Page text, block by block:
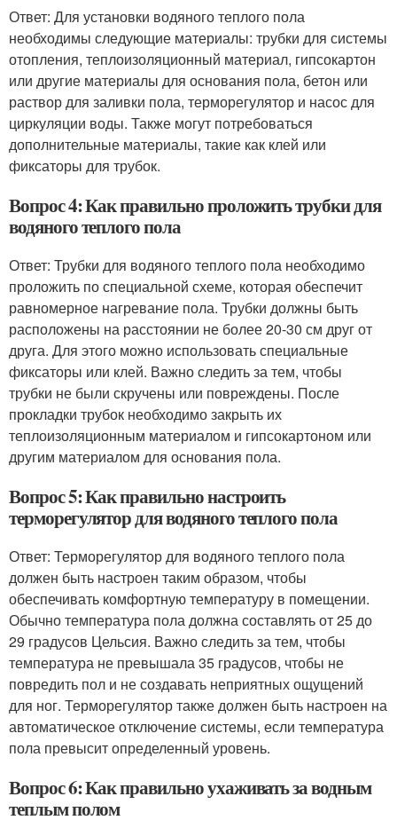
Ответ: Для установки водяного теплого пола
необходимы следующие материалы: трубки для системы
отопления, теплоизоляционный материал, гипсокартон
или другие материалы для основания пола, бетон или
раствор для заливки пола, терморегулятор и насос для
циркуляции воды. Также могут потребоваться
дополнительные материалы, такие как клей или
фиксаторы для трубок.
Вопрос 4: Как правильно проложить трубки для
водяного теплого пола
Ответ: Трубки для водяного теплого пола необходимо
проложить по специальной схеме, которая обеспечит
равномерное нагревание пола. Трубки должны быть
расположены на расстоянии не более 20-30 см друг от
друга. Для этого можно использовать специальные
фиксаторы или клей. Важно следить за тем, чтобы
трубки не были скручены или повреждены. После
прокладки трубок необходимо закрыть их
теплоизоляционным материалом и гипсокартоном или
другим материалом для основания пола.
Вопрос 5: Как правильно настроить
терморегулятор для водяного теплого пола
Ответ: Терморегулятор для водяного теплого пола
должен быть настроен таким образом, чтобы
обеспечивать комфортную температуру в помещении.
Обычно температура пола должна составлять от 25 до
29 градусов Цельсия. Важно следить за тем, чтобы
температура не превышала 35 градусов, чтобы не
повредить пол и не создавать неприятных ощущений
для ног. Терморегулятор также должен быть настроен на
автоматическое отключение системы, если температура
пола превысит определенный уровень.
Вопрос 6: Как правильно ухаживать за водным
теплым полом